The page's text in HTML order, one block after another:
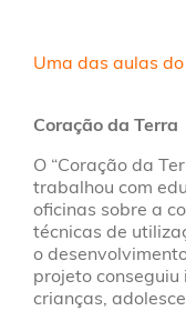
Uma das aulas
Coração da Terra
O “Coração da
trabalhou com
oficinas sobre a
técnicas de
o
projeto
crianças,